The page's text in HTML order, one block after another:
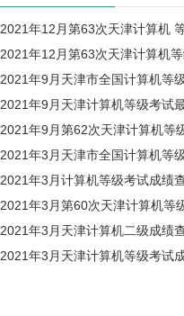
2021年12月第63次天津计算机
2021年12月第63次天津计算机
2021年9月天津市全国计算机等
2021年9月天津计算机等级考试
2021年9月第62次天津计算机等
2021年3月天津市全国计算机等
2021年3月计算机等级考试成绩
2021年3月第60次天津计算机等
2021年3月天津计算机二级成绩
2021年3月天津计算机等级考试